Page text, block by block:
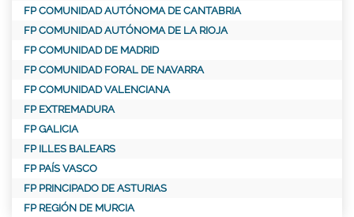
FP COMUNIDAD AUTÓNOMA DE CANTABRIA
FP COMUNIDAD AUTÓNOMA DE LA RIOJA
FP COMUNIDAD DE MADRID
FP COMUNIDAD FORAL DE NAVARRA
FP COMUNIDAD VALENCIANA
FP EXTREMADURA
FP GALICIA
FP ILLES BALEARS
FP PAÍS VASCO
FP PRINCIPADO DE ASTURIAS
FP REGIÓN DE MURCIA